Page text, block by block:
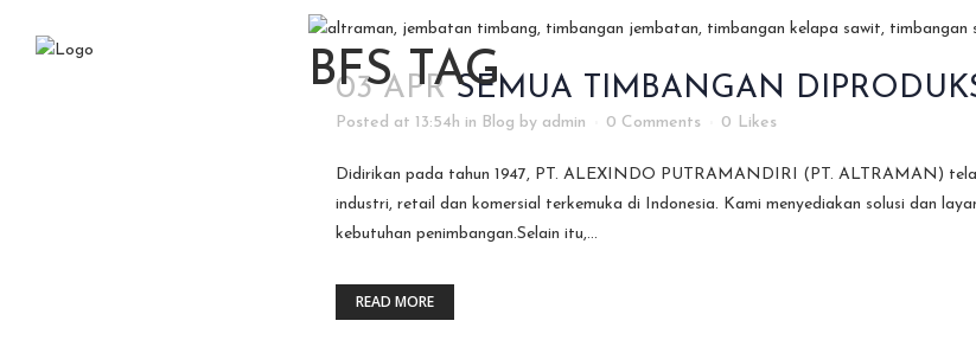
BFS TAG
03 APR SEMUA TIMBANGAN
Posted at 13:54h in Blog by admin 0 Comments 0 Likes
Didirikan pada tahun 1947, PT. ALEXINDO PUTRAMANDIRI (PT. ALTRAMAN)
industri, retail dan komersial terkemuka di Indonesia. Kami menyediakan solusi dan
kebutuhan penimbangan.Selain itu,...
READ MORE